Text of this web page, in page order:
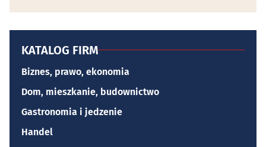
KATALOG FIRM
Biznes, prawo, ekonomia
Dom, mieszkanie, budownictwo
Gastronomia i jedzenie
Handel